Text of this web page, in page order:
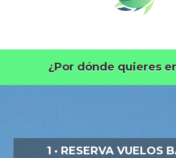
¿Por dónde quieres
1 · RESERVA VUELOS